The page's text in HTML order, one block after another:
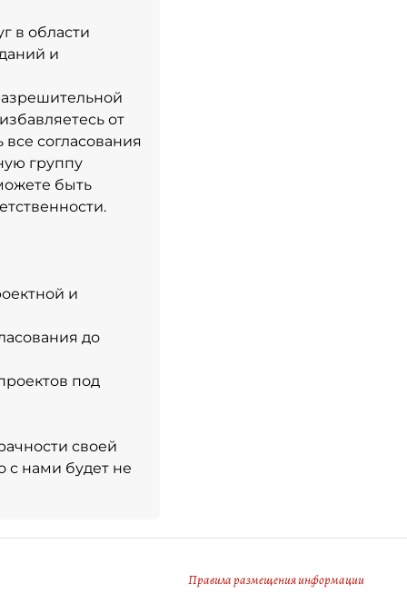
в области
и
от
согласования
группу
быть
и
до
под
своей
с нами будет не
Правила размещения информации